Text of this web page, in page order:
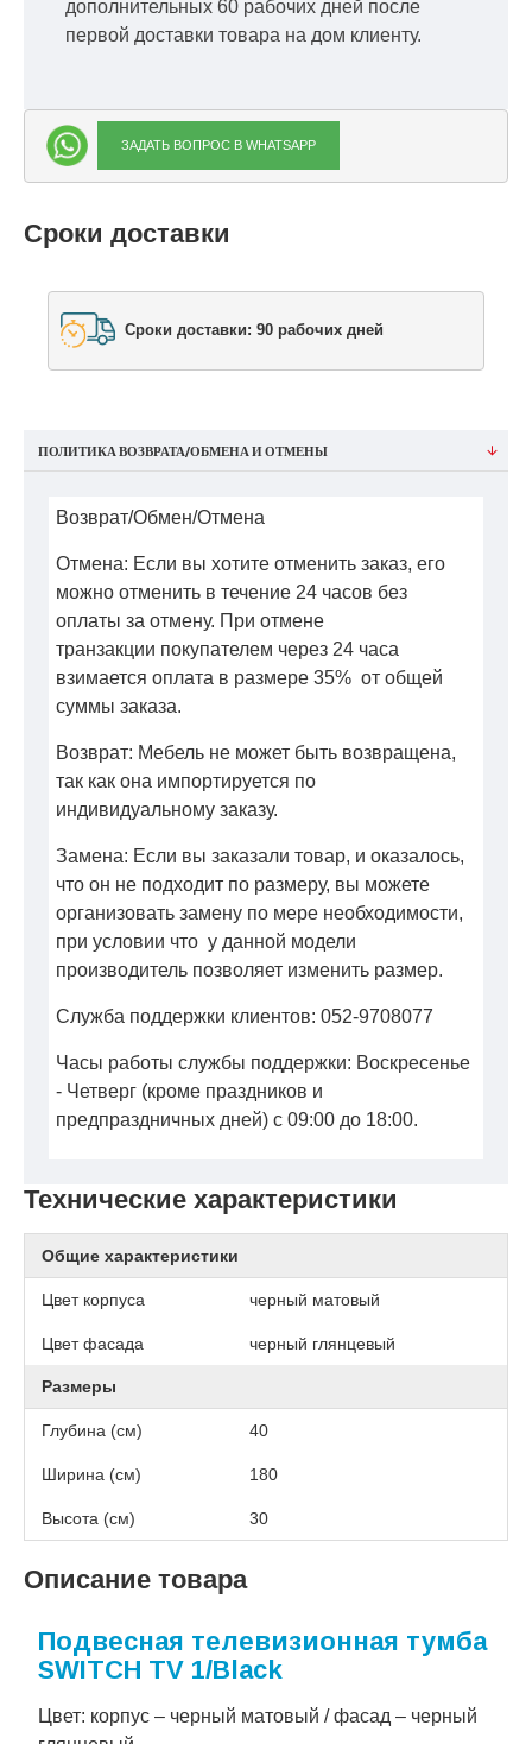
дополнительных 60 рабочих дней после
первой доставки товара на дом клиенту.
ЗАДАТЬ ВОПРОС В WHATSAPP
Сроки доставки
Сроки доставки: 90 рабочих дней
Технические характеристики
Общие характеристики
Цвет корпуса черный матовый
Цвет фасада черный глянцевый
Размеры
Глубина (см) 40
Ширина (см) 180
Высота (см) 30
Описание товара
Подвесная телевизионная тумба
SWITCH TV 1/Black
Цвет: корпус – черный матовый / фасад – черный
ПОЛИТИКА ВОЗВРАТА/ОБМЕНА И ОТМЕНЫ
Возврат/Обмен/Отмена
Отмена: Если вы хотите отменить заказ, его
можно отменить в течение 24 часов без
оплаты за отмену. При отмене
транзакции покупателем через 24 часа
взимается оплата в размере 35% от общей
суммы заказа.
Возврат: Мебель не может быть возвращена,
так как она импортируется по
индивидуальному заказу.
Замена: Если вы заказали товар, и оказалось,
что он не подходит по размеру, вы можете
организовать замену по мере необходимости,
при условии что у данной модели
производитель позволяет изменить размер.
Служба поддержки клиентов: 052-9708077
Часы работы службы поддержки: Воскресенье
- Четверг (кроме праздников и
предпраздничных дней) с 09:00 до 18:00.